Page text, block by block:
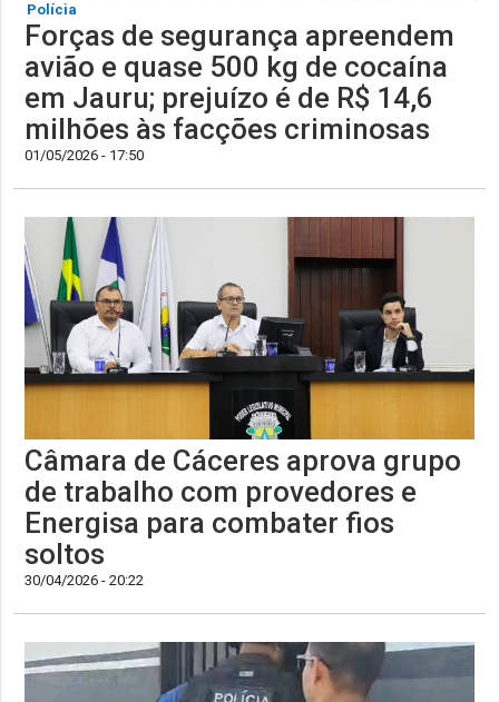
Polícia
Forças de segurança apreendem
avião e quase 500 kg de cocaína
em Jauru; prejuízo é de R$ 14,6
milhões às facções criminosas
01/05/2026 - 17:50
Câmara de Cáceres aprova grupo
de trabalho com provedores e
Energisa para combater fios
soltos
30/04/2026 - 20:22